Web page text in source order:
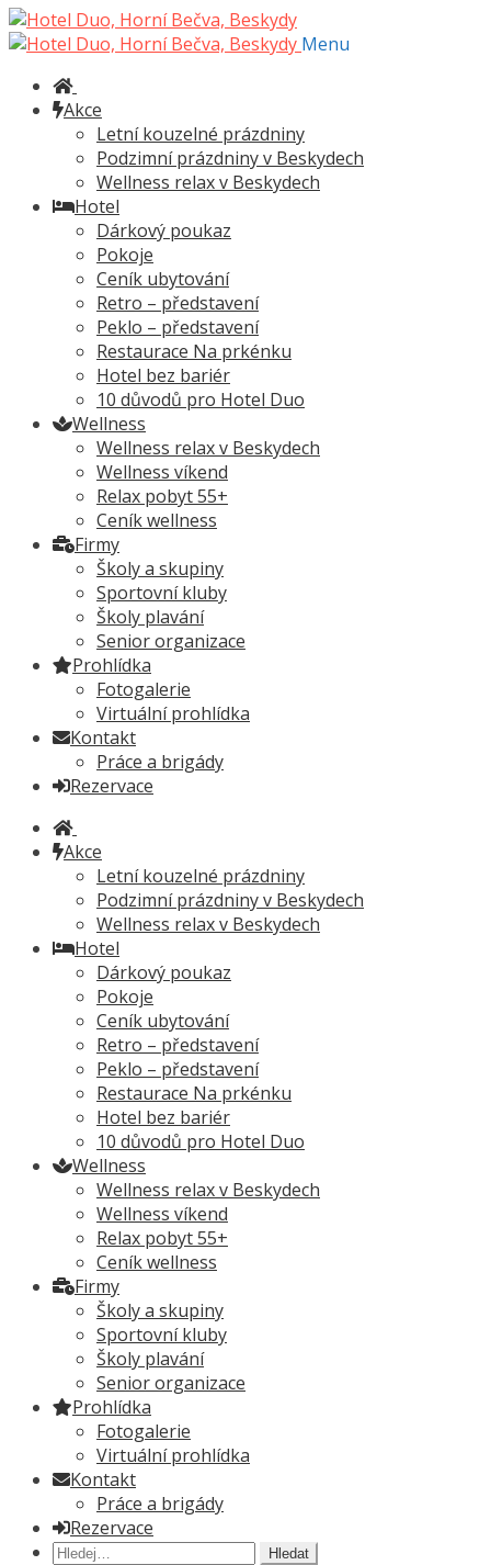
Přeskočit
na
Přejít
k
webu
Menu
Akce
Letní kouzelné prázdniny
Podzimní prázdniny v Beskydech
Wellness relax v Beskydech
Hotel
Dárkový poukaz
Pokoje
Ceník ubytování
Retro – představení
Peklo – představení
Restaurace Na prkénku
Hotel bez bariér
10 důvodů pro Hotel Duo
Wellness
Wellness relax v Beskydech
Wellness víkend
Relax pobyt 55+
Ceník wellness
Firmy
Školy a skupiny
Sportovní kluby
Školy plavání
Senior organizace
Prohlídka
Fotogalerie
Virtuální prohlídka
Kontakt
Práce a brigády
Rezervace
Akce
Letní kouzelné prázdniny
Podzimní prázdniny v Beskydech
Wellness relax v Beskydech
Hotel
Dárkový poukaz
Pokoje
Ceník ubytování
Retro – představení
Peklo – představení
Restaurace Na prkénku
Hotel bez bariér
10 důvodů pro Hotel Duo
Wellness
Wellness relax v Beskydech
Wellness víkend
Relax pobyt 55+
Ceník wellness
Firmy
Školy a skupiny
Sportovní kluby
Školy plavání
Senior organizace
Prohlídka
Fotogalerie
Virtuální prohlídka
Kontakt
Práce a brigády
Rezervace
Hledat: